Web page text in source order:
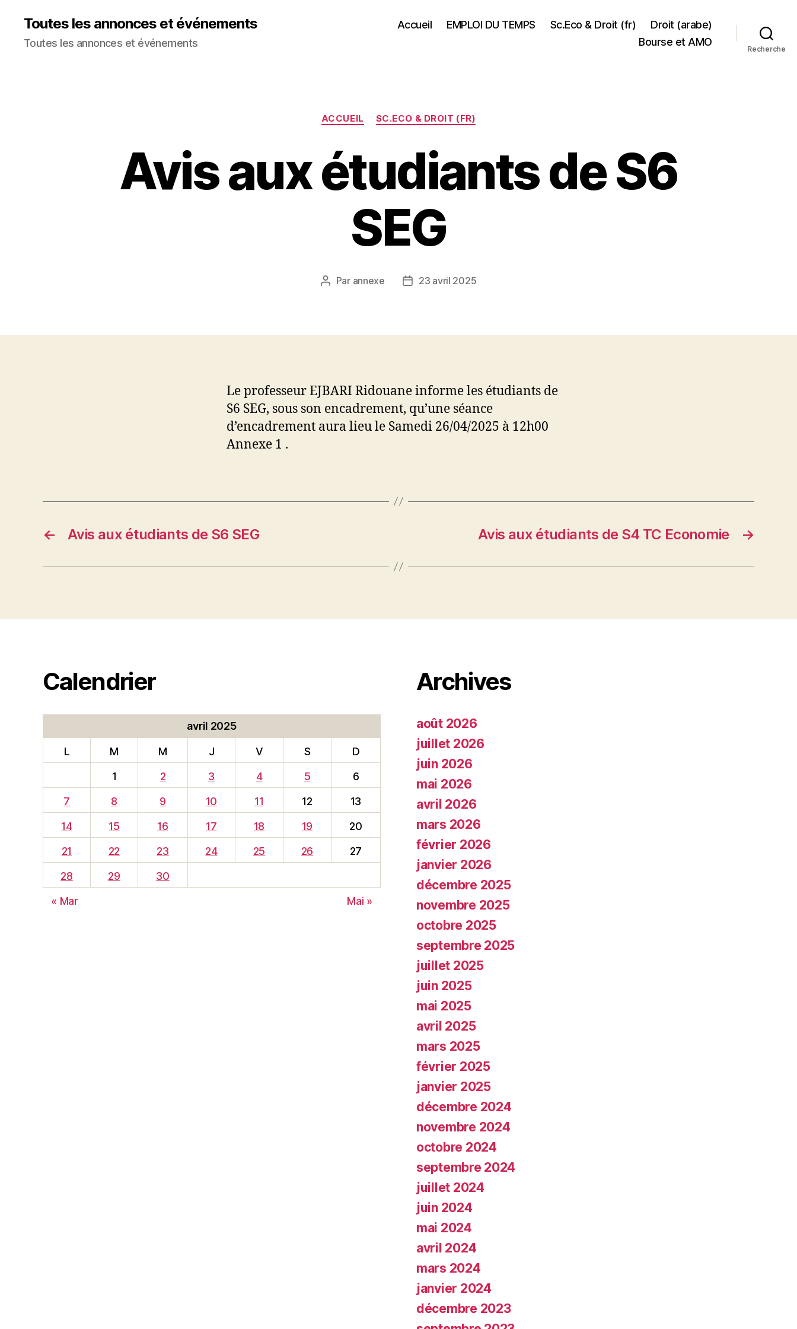
Toutes les annonces et événements
Toutes les annonces et événements
Accueil EMPLOI DU TEMPS Sc.Eco & Droit (fr)
Droit (arabe)
Bourse et AMO
Recherche
Catégories
ACCUEIL SC.ECO & DROIT (FR)
Avis aux étudiants de S6
SEG
Auteur
Par annexe
Date23 avril 2025
Le professeur EJBARI Ridouane informe les étudiants de
S6 SEG, sous son encadrement, qu’une séance
d’encadrement aura lieu le Samedi 26/04/2025 à 12h00
Annexe 1 .
← Avis aux étudiants de S6 SEG →
Avis aux étudiants de S4 TC Economie
Calendrier
avril 2025
L M M J V S
D
1
2 3 4 5
6
7
8 9 10 11 12
13
14
15 16 17 18 19
20
21
22 23 24 25 26
27
28
29
30
« Mar
Mai »
Archives
août 2026
juillet 2026
juin 2026
mai 2026
avril 2026
mars 2026
février 2026
janvier 2026
décembre 2025
novembre 2025
octobre 2025
septembre 2025
juillet 2025
juin 2025
mai 2025
avril 2025
mars 2025
février 2025
janvier 2025
décembre 2024
novembre 2024
octobre 2024
septembre 2024
juillet 2024
juin 2024
mai 2024
avril 2024
mars 2024
janvier 2024
décembre 2023